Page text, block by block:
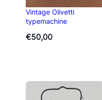
Vintage Olivetti
typemachine
€50,00